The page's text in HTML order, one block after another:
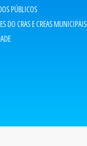
PÚBLICOS
DO CRAS E CREAS MUNICIPAIS